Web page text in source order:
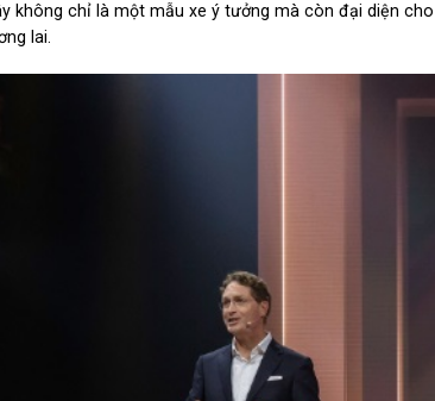
không chỉ là một mẫu xe ý tưởng mà còn đại diện
lai.